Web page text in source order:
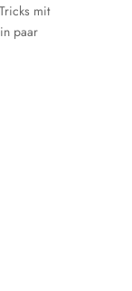
mit
paar